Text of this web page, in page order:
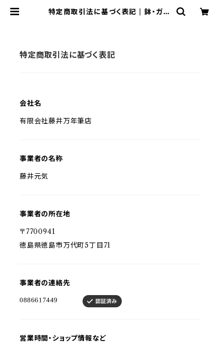
特定商取引法に基づく表記 | 鉢・ガー
特定商取引法に基づく表記
会社名
有限会社藤井万年筆店
事業者の名称
藤井元気
事業者の所在地
〒7700941
徳島県徳島市万代町5丁目71
事業者の連絡先
営業時間・ショップ情報など